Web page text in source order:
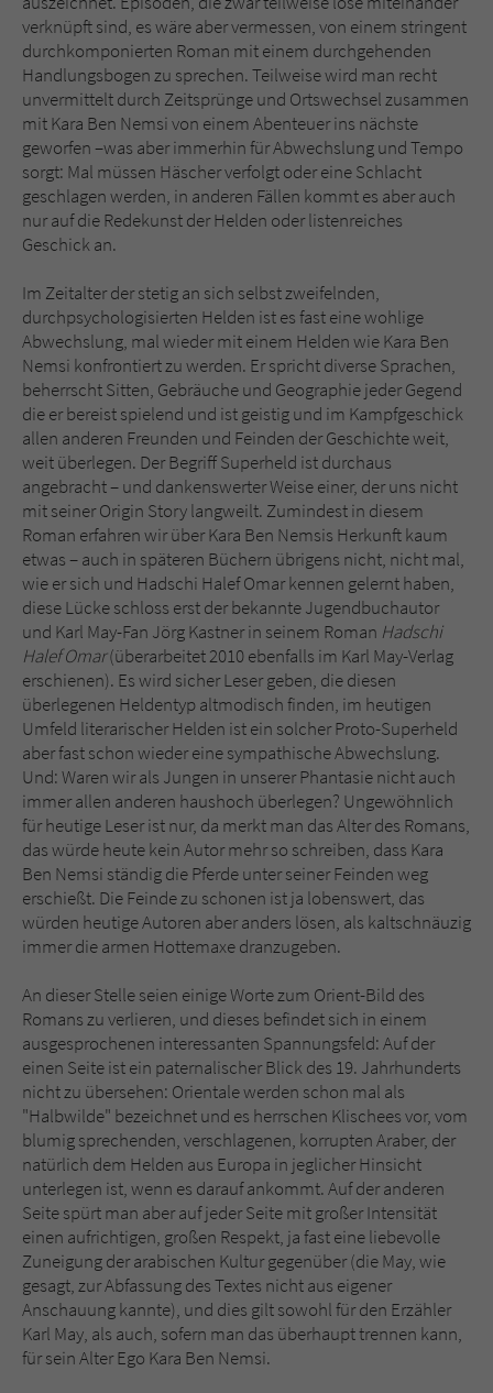
verknüpft sind, es wäre aber vermessen, von einem stringent
durchkomponierten Roman mit einem durchgehenden
Handlungsbogen zu sprechen. Teilweise wird man recht
unvermittelt durch Zeitsprünge und Ortswechsel zusammen
mit Kara Ben Nemsi von einem Abenteuer ins nächste
geworfen –was aber immerhin für Abwechslung und Tempo
sorgt: Mal müssen Häscher verfolgt oder eine Schlacht
geschlagen werden, in anderen Fällen kommt es aber auch
nur auf die Redekunst der Helden oder listenreiches
Geschick an.
Im Zeitalter der stetig an sich selbst zweifelnden,
durchpsychologisierten Helden ist es fast eine wohlige
Abwechslung, mal wieder mit einem Helden wie Kara Ben
Nemsi konfrontiert zu werden. Er spricht diverse Sprachen,
beherrscht Sitten, Gebräuche und Geographie jeder Gegend
die er bereist spielend und ist geistig und im Kampfgeschick
allen anderen Freunden und Feinden der Geschichte weit,
weit überlegen. Der Begriff Superheld ist durchaus
angebracht – und dankenswerter Weise einer, der uns nicht
mit seiner Origin Story langweilt. Zumindest in diesem
Roman erfahren wir über Kara Ben Nemsis Herkunft kaum
etwas – auch in späteren Büchern übrigens nicht, nicht mal,
wie er sich und Hadschi Halef Omar kennen gelernt haben,
diese Lücke schloss erst der bekannte Jugendbuchautor
und Karl May-Fan Jörg Kastner in seinem Roman Hadschi
Halef Omar(überarbeitet 2010 ebenfalls im Karl May-Verlag
erschienen). Es wird sicher Leser geben, die diesen
überlegenen Heldentyp altmodisch finden, im heutigen
Umfeld literarischer Helden ist ein solcher Proto-Superheld
aber fast schon wieder eine sympathische Abwechslung.
Und: Waren wir als Jungen in unserer Phantasie nicht auch
immer allen anderen haushoch überlegen? Ungewöhnlich
für heutige Leser ist nur, da merkt man das Alter des Romans,
das würde heute kein Autor mehr so schreiben, dass Kara
Ben Nemsi ständig die Pferde unter seiner Feinden weg
erschießt. Die Feinde zu schonen ist ja lobenswert, das
würden heutige Autoren aber anders lösen, als kaltschnäuzig
immer die armen Hottemaxe dranzugeben.
An dieser Stelle seien einige Worte zum Orient-Bild des
Romans zu verlieren, und dieses befindet sich in einem
ausgesprochenen interessanten Spannungsfeld: Auf der
einen Seite ist ein paternalischer Blick des 19. Jahrhunderts
nicht zu übersehen: Orientale werden schon mal als
"Halbwilde" bezeichnet und es herrschen Klischees vor, vom
blumig sprechenden, verschlagenen, korrupten Araber, der
natürlich dem Helden aus Europa in jeglicher Hinsicht
unterlegen ist, wenn es darauf ankommt. Auf der anderen
Seite spürt man aber auf jeder Seite mit großer Intensität
einen aufrichtigen, großen Respekt, ja fast eine liebevolle
Zuneigung der arabischen Kultur gegenüber (die May, wie
gesagt, zur Abfassung des Textes nicht aus eigener
Anschauung kannte), und dies gilt sowohl für den Erzähler
Karl May, als auch, sofern man das überhaupt trennen kann,
für sein Alter Ego Kara Ben Nemsi.